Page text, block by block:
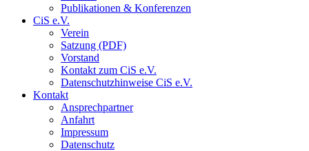
Publikationen & Konferenzen
CiS e.V.
Verein
Satzung (PDF)
Vorstand
Kontakt zum CiS e.V.
Datenschutzhinweise CiS e.V.
Kontakt
Ansprechpartner
Anfahrt
Impressum
Datenschutz